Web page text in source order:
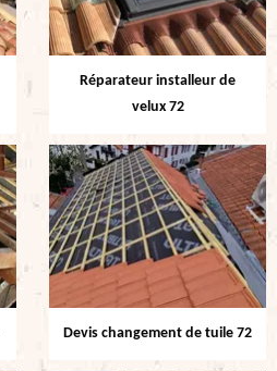
Réparateur installeur de
velux 72
Devis changement de tuile 72